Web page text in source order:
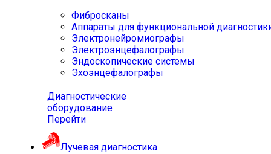
Фибросканы
Аппараты для функциональной
Электронейромиографы
Электроэнцефалографы
Эндоскопические системы
Эхоэнцефалографы
Диагностические
оборудование
Перейти
Лучевая диагностика